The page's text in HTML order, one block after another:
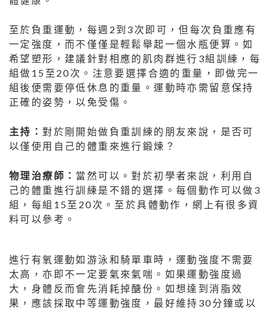
至於負重運動，每週2到3次即可，但每次負重應有
一定強度，而不僅僅是輕鬆舉起一個水瓶便算。如
希望塑形，建議針對相應的肌肉群進行3組訓練，每
組做15至20次。注意要選擇合適的重量，即做完一
組後便需要停低休息的重量。運動時亦需留意保持
正確的姿勢，以免受傷。
主持：對於剛開始做負重訓練的朋友來說，是否可
以僅使用自己的體重來進行鍛煉？
物理治療師： 當然可以。對於初學者來說，利用自
己的體重進行訓練是不錯的選擇。每個動作可以做3
組，每組15至20次。至於具體動作，網上有很多資
料可以參考。
進行有氧運動如游泳和騎單車時，運動強度不需要
太高，亦即不一定要氣來氣喘。如果運動強度過
大，身體反而會先消耗掉醣份。如想達到消脂效
果，應該採取中等運動強度，最好維持30分鐘或以